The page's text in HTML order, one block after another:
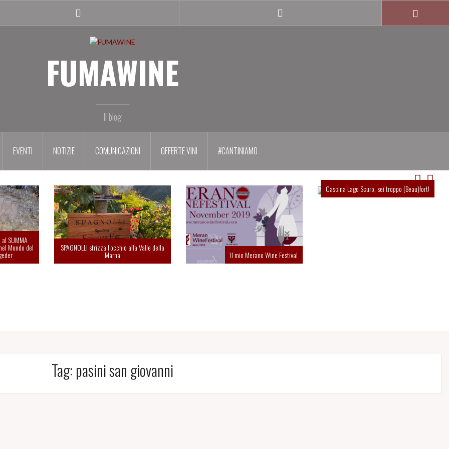
profile
profile
FUMAWINE
Il blog
EVENTI NOTIZIE COMUNICAZIONI OFFERTE VINI #CANTINIAMO
SUMMA
Mondo del SPAGNOLLI strizza l’occhio alla Valle della
Marna Il mio Merano Wine Festival
Cascina Lago Scuro, sei troppo (Beau)fort!
Tag: pasini san giovanni